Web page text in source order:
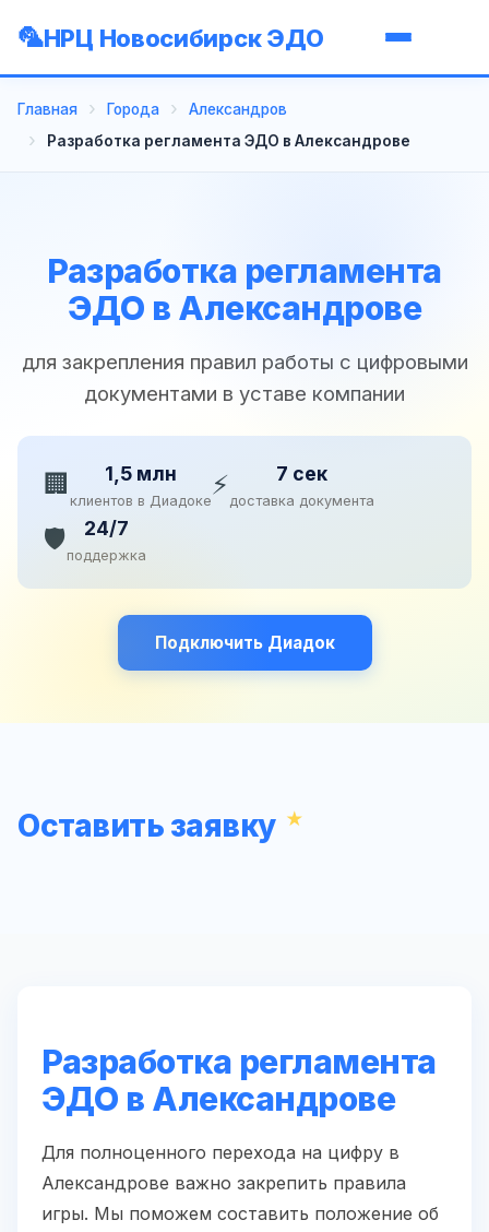
НРЦ Новосибирск ЭДО
Главная Города
Александров
Разработка регламента ЭДО в Александрове
Разработка регламента
ЭДО в Александрове
для закрепления правил работы с цифровыми
документами в уставе компании
🏢 1,5 млн
клиентов в Диадоке⚡ 7 сек
доставка документа
🛡️ 24/7
поддержка
Подключить Диадок
Оставить заявку
Разработка регламента
ЭДО в Александрове
Для полноценного перехода на цифру в
Александрове важно закрепить правила
игры. Мы поможем составить положение об